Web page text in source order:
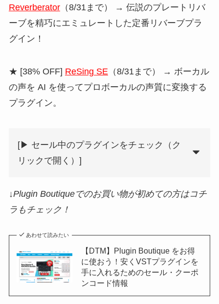
Reverberator（8/31まで） → 伝説のプレートリバ
ーブを精巧にエミュレートした定番リバーブプラ
グイン！
★ [38% OFF] ReSing SE（8/31まで） → ボーカル
の声を AI を使ってプロボーカルの声質に変換する
プラグイン。
[▶︎ セール中のプラグインをチェック（ク
リックで開く）]
↓Plugin Boutiqueでのお買い物が初めての方はコチ
ラもチェック！
あわせて読みたい
【DTM】Plugin Boutique をお得
に使おう！安くVSTプラグインを
手に入れるためのセール・クーポ
ンコード情報